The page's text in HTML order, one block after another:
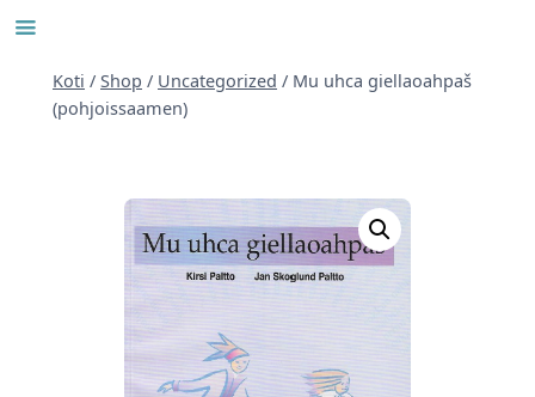
Siirry
Koti / Shop / Uncategorized / Mu uhca giellaoahpaš
(pohjoissaamen)